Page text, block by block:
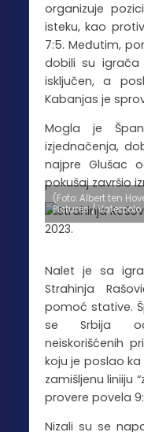
organizuje
isteku, kao
7:5. Međutim,
dobili su igrača
isključen, a
Kabanjas je
Mogla je
izjednačenja,
najpre Glušac
pokušaj završio
(Foto: Albert ten
Pictures / Vaterpolo
Nalet je sa
Strahinja
pomoć stative.
se Srbija
neiskorišćenih
koju je poslao
zamišljenu liniiju
provere povela
Nizali su se